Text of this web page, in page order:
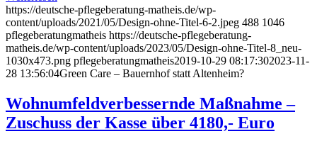
https://deutsche-pflegeberatung-matheis.de/wp-
content/uploads/2021/05/Design-ohne-Titel-6-2.jpeg 488 1046
pflegeberatungmatheis https://deutsche-pflegeberatung-
matheis.de/wp-content/uploads/2023/05/Design-ohne-Titel-8_neu-
1030x473.png pflegeberatungmatheis2019-10-29 08:17:302023-11-
28 13:56:04Green Care – Bauernhof statt Altenheim?
Wohnumfeldverbessernde Maßnahme –
Zuschuss der Kasse über 4180,- Euro